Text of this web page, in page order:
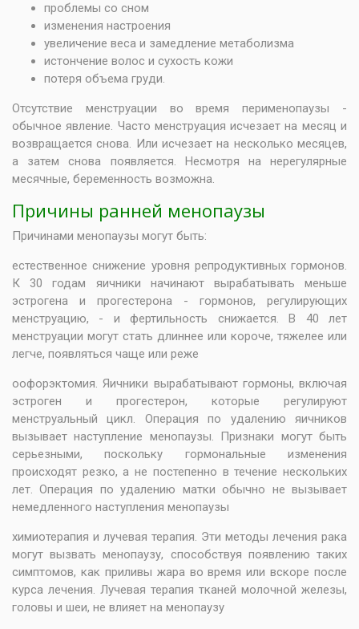
проблемы со сном
изменения настроения
увеличение веса и замедление метаболизма
истончение волос и сухость кожи
потеря объема груди.
Отсутствие менструации во время перименопаузы -
обычное явление. Часто менструация исчезает на месяц и
возвращается снова. Или исчезает на несколько месяцев,
а затем снова появляется. Несмотря на нерегулярные
месячные, беременность возможна.
Причины ранней менопаузы
Причинами менопаузы могут быть:
естественное снижение уровня репродуктивных гормонов.
К 30 годам яичники начинают вырабатывать меньше
эстрогена и прогестерона - гормонов, регулирующих
менструацию, - и фертильность снижается. В 40 лет
менструации могут стать длиннее или короче, тяжелее или
легче, появляться чаще или реже
оофорэктомия. Яичники вырабатывают гормоны, включая
эстроген и прогестерон, которые регулируют
менструальный цикл. Операция по удалению яичников
вызывает наступление менопаузы. Признаки могут быть
серьезными, поскольку гормональные изменения
происходят резко, а не постепенно в течение нескольких
лет. Операция по удалению матки обычно не вызывает
немедленного наступления менопаузы
химиотерапия и лучевая терапия. Эти методы лечения рака
могут вызвать менопаузу, способствуя появлению таких
симптомов, как приливы жара во время или вскоре после
курса лечения. Лучевая терапия тканей молочной железы,
головы и шеи, не влияет на менопаузу